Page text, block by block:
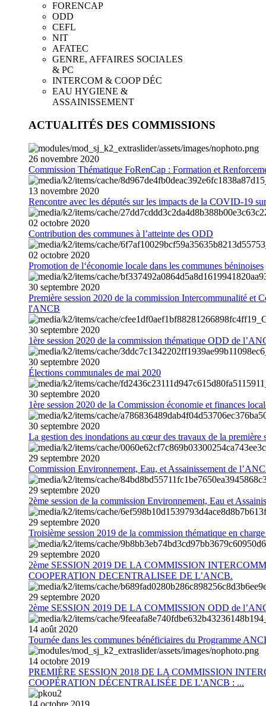
FORENCAP
ODD
CEFL
NIT
AFATEC
GENRE, AFFAIRES SOCIALES
& PC
INTERCOM & COOP DÉC
EAU HYGIENE &
ASSAINISSEMENT
ACTUALITÉS DES COMMISSIONS
26 novembre 2020
Commission Thématique FoRenCap : Formation et
13 novembre 2020
Rencontre avec les députés sur les impacts de la COVID-19
02 octobre 2020
Contribution des communes à l’atteinte des ODD
02 octobre 2020
Promotion de l‘économie locale dans les communes béninoises
30 septembre 2020
Première session 2020 de la commission Intercommunalité et
l'ANCB
30 septembre 2020
1ère session 2020 de la commission thématique ODD de
30 septembre 2020
Élections communales de mai 2020
30 septembre 2020
1ère session 2020 de la Commission économie et finances
30 septembre 2020
La gestion des inondations au cœur des travaux de la première
29 septembre 2020
Commission Environnement, Eau, et Assainissement de
29 septembre 2020
2ème session de la commission Environnement, Eau et
29 septembre 2020
Troisième session 2019 de la commission thématique en
29 septembre 2020
2ème SESSION 2019 DE LA COMMISSION
COOPERATION DECENTRALISEE DE L’ANCB.
29 septembre 2020
2ème SESSION 2019 DE LA COMMISSION ODD de
14 août 2020
Tournée dans les communes bénéficiaires du Programme
14 octobre 2019
PREMIÈRE SESSION 2018 DE LA COMMISSION
COOPÉRATION DÉCENTRALISÉE DE L'ANCB : ...
14 octobre 2019